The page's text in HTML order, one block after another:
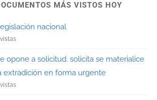
MÁS VISTOS HOY
nacional
opone a solicitud. solicita se materialice
extradición en forma urgente